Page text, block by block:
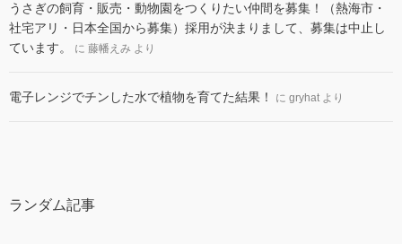
うさぎの飼育・販売・動物園をつくりたい仲間を募集！（熱海市・
社宅アリ・日本全国から募集）採用が決まりまして、募集は中止し
ています。
に 藤幡えみ より
電子レンジでチンした水で植物を育てた結果！ に gryhatより
ランダム記事